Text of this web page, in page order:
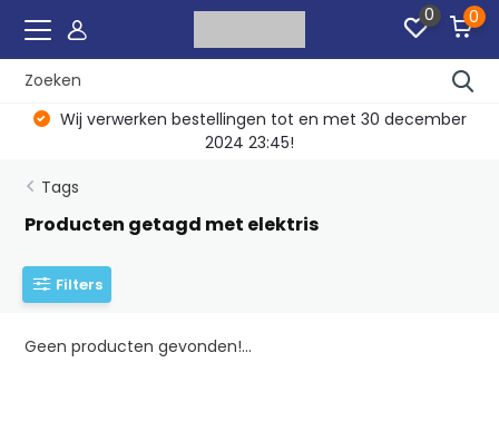
0 0
Wij verwerken bestellingen tot en met 30 december
2024 23:45!
Tags
Producten getagd met elektris
Filters
Geen producten gevonden!...